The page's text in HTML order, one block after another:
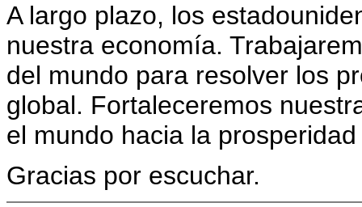
A largo plazo, los
nuestra economía.
del mundo para resolver los
global. Fortaleceremos
el mundo hacia la
Gracias por escuchar.